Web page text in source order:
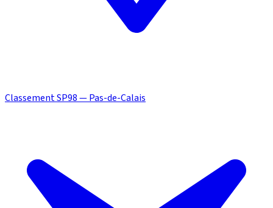
Classement SP98 — Pas-de-Calais